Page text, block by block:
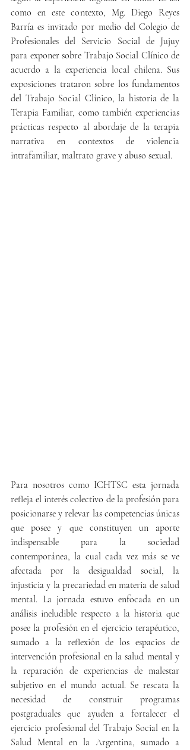
como en este contexto, Mg. Diego Reyes
Barría es invitado por medio del Colegio de
Profesionales del Servicio Social de Jujuy
para exponer sobre Trabajo Social Clínico de
acuerdo a la experiencia local chilena. Sus
exposiciones trataron sobre los fundamentos
del Trabajo Social Clínico, la historia de la
Terapia Familiar, como también experiencias
prácticas respecto al abordaje de la terapia
narrativa en contextos de violencia
intrafamiliar, maltrato grave y abuso sexual.
Para nosotros como ICHTSC esta jornada
refleja el interés colectivo de la profesión para
posicionarse y relevar las competencias únicas
que posee y que constituyen un aporte
indispensable para la sociedad
contemporánea, la cual cada vez más se ve
afectada por la desigualdad social, la
injusticia y la precariedad en materia de salud
mental. La jornada estuvo enfocada en un
análisis ineludible respecto a la historia que
posee la profesión en el ejercicio terapéutico,
sumado a la reflexión de los espacios de
intervención profesional en la salud mental y
la reparación de experiencias de malestar
subjetivo en el mundo actual. Se rescata la
necesidad de construir programas
postgraduales que ayuden a fortalecer el
ejercicio profesional del Trabajo Social en la
Salud Mental en la Argentina, sumado a